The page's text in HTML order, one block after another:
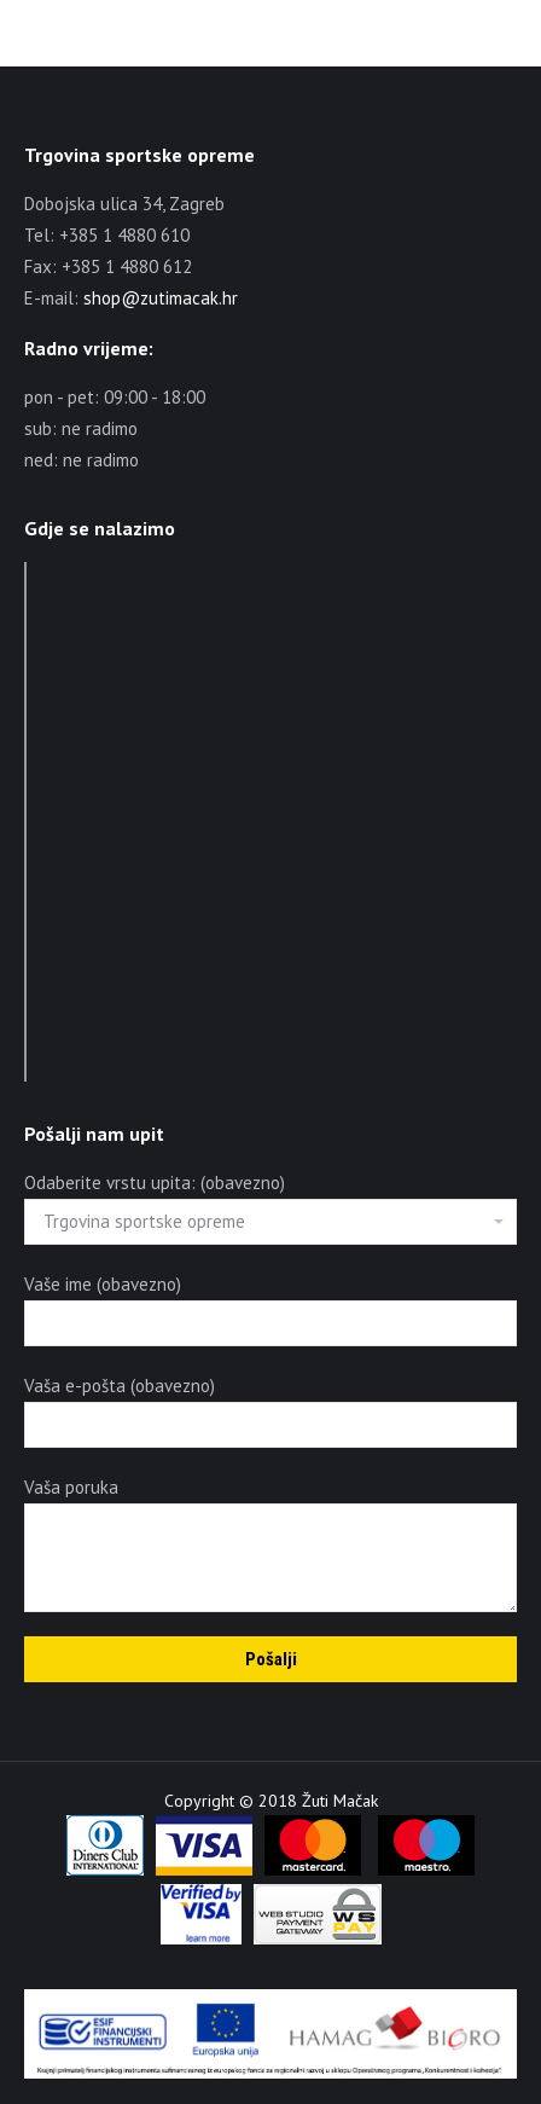
Trgovina sportske opreme
Dobojska ulica 34, Zagreb
Tel: +385 1 4880 610
Fax: +385 1 4880 612
E-mail: shop@zutimacak.hr
Radno vrijeme:
pon - pet: 09:00 - 18:00
sub: ne radimo
ned: ne radimo
Gdje se nalazimo
Pošalji nam upit
Odaberite vrstu upita: (obavezno)
Vaše ime (obavezno)
Vaša e-pošta (obavezno)
Vaša poruka
Copyright © 2018 Žuti Mačak